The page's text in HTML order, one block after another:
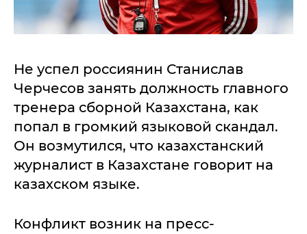
Не успел россиянин Станислав
Черчесов занять должность главного
тренера сборной Казахстана, как
попал в громкий языковой скандал.
Он возмутился, что казахстанский
журналист в Казахстане говорит на
казахском языке.
Конфликт возник на пресс-